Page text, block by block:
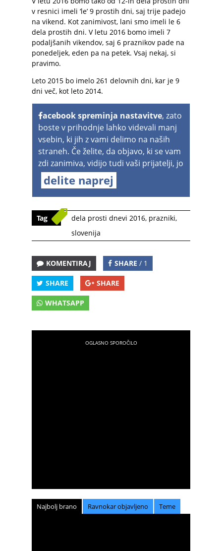
v resnici imeli ‘le’ 9 prostih dni, saj trije padejo
na vikend. Kot zanimivost, lani smo imeli le 6
dela prostih dni. V letu 2016 bomo imeli 7
podaljšanih vikendov, saj 6 praznikov pade na
ponedeljek, eden pa na petek. Vsaj nekaj, si
pravimo.
Leto 2015 bo imelo 261 delovnih dni, kar je 9
dni več, kot leto 2014.
acebook spreminja nastavitve, zato
boste v prihodnje lahko videvali manj
vsebin, ki jih z vami delimo na naših
straneh. Če želite, da objavo, ki se vam
zdi zanimiva, vidijo tudi vaši prijatelji, jo
delite naprej
Tag dela prosti dnevi 2016, prazniki,
slovenija
KOMENTIRAJ SHARE / 1
SHARE SHARE
WHATSAPP
Najbolj brano Ravnokar objavljeno Teme